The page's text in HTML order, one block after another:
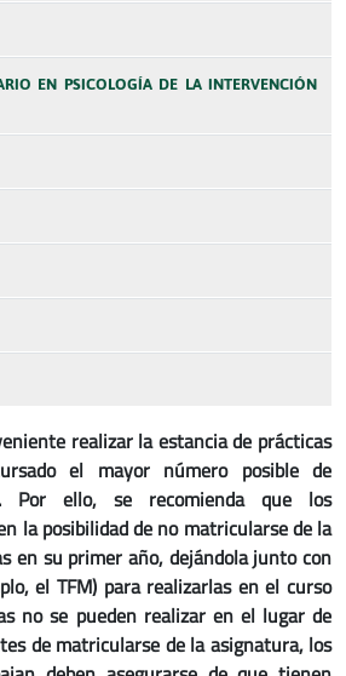
EN PSICOLOGÍA DE LA INTERVENCIÓN
realizar la estancia de prácticas
el mayor número posible de
Por ello, se recomienda que los
la posibilidad de no matricularse de la
en su primer año, dejándola junto con
el TFM) para realizarlas en el curso
no se pueden realizar en el lugar de
de matricularse de la asignatura, los